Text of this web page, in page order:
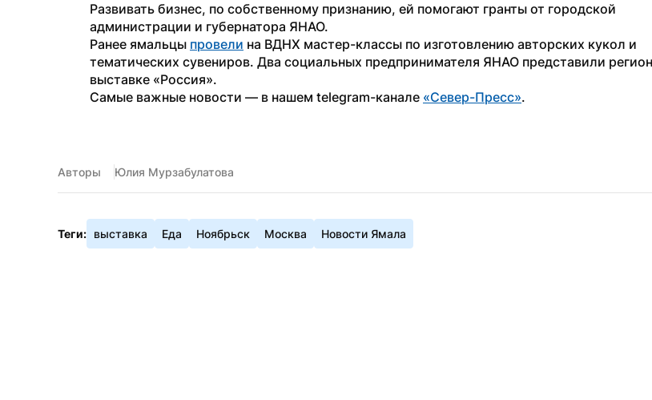
Развивать бизнес, по собственному признанию, ей помогают гранты от городской
администрации и губернатора ЯНАО.
Ранее ямальцы провели на ВДНХ мастер-классы по изготовлению авторских кукол и
тематических сувениров. Два социальных предпринимателя ЯНАО представили
выставке «Россия».
Самые важные новости — в нашем telegram-канале «Север-Пресс».
Авторы Юлия Мурзабулатова
Теги: выставка Еда Ноябрьск Москва Новости Ямала